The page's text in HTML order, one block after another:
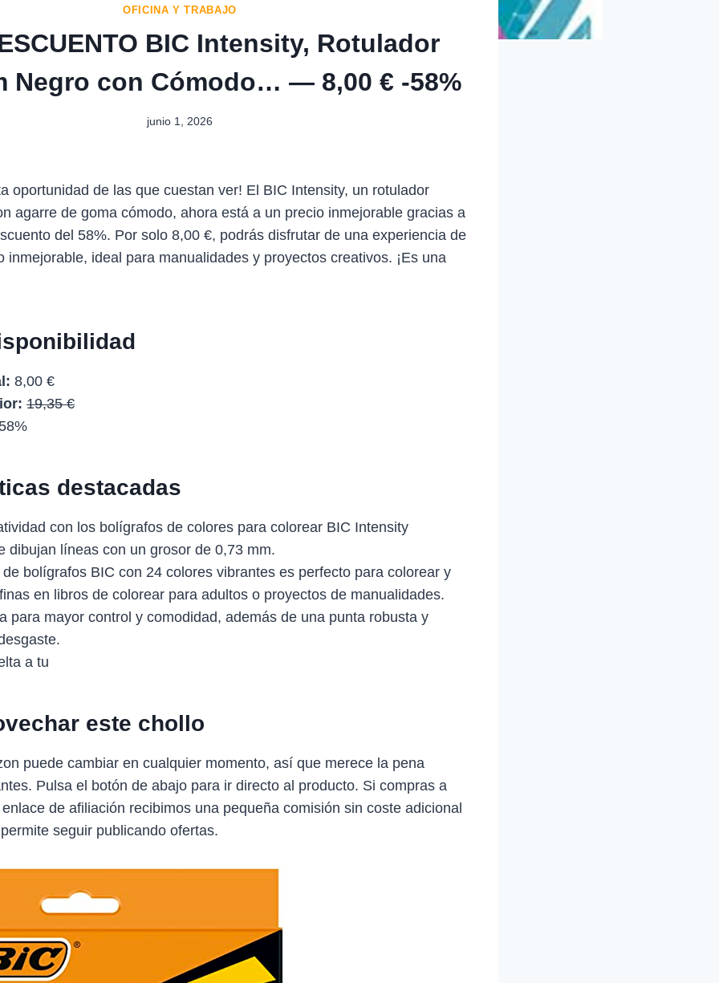
OFICINA Y TRABAJO
BIC Intensity, Rotulador
Negro con Cómodo… — 8,00 € -58%
junio 1, 2026
oportunidad de las que cuestan ver! El BIC Intensity, un rotulador
agarre de goma cómodo, ahora está a un precio inmejorable gracias a
del 58%. Por solo 8,00 €, podrás disfrutar de una experiencia de
inmejorable, ideal para manualidades y proyectos creativos. ¡Es una
8,00 €
19,35 €
58%
destacadas
con los bolígrafos de colores para colorear BIC Intensity
dibujan líneas con un grosor de 0,73 mm.
bolígrafos BIC con 24 colores vibrantes es perfecto para colorear y
en libros de colorear para adultos o proyectos de manualidades.
para mayor control y comodidad, además de una punta robusta y
a tu
este chollo
puede cambiar en cualquier momento, así que merece la pena
Pulsa el botón de abajo para ir directo al producto. Si compras a
de afiliación recibimos una pequeña comisión sin coste adicional
seguir publicando ofertas.